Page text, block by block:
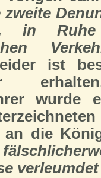
zweite
in
ist
die